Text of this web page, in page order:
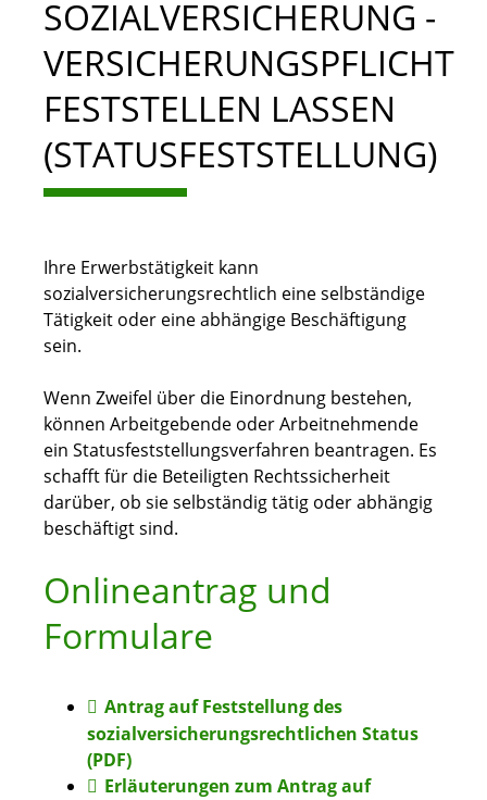
SOZIALVERSICHERUNG -
VERSICHERUNGSPFLICHT
FESTSTELLEN LASSEN
(STATUSFESTSTELLUNG)
Ihre Erwerbstätigkeit kann
sozialversicherungsrechtlich eine selbständige
Tätigkeit oder eine abhängige Beschäftigung
sein.
Wenn Zweifel über die Einordnung bestehen,
können Arbeitgebende oder Arbeitnehmende
ein Statusfeststellungsverfahren beantragen. Es
schafft für die Beteiligten Rechtssicherheit
darüber, ob sie selbständig tätig oder abhängig
beschäftigt sind.
Onlineantrag und
Formulare
Antrag auf Feststellung des
sozialversicherungsrechtlichen Status
(PDF)
Erläuterungen zum Antrag auf